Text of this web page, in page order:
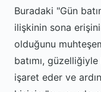
Buradaki "Gün
ilişkinin sona
olduğunu
batımı,
işaret eder ve